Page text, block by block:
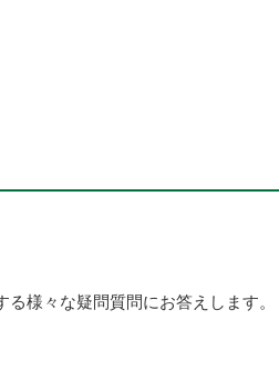
様々な疑問質問にお答えします。